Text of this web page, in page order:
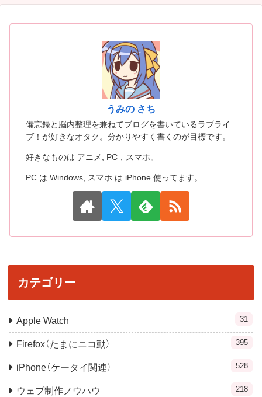
うみの さち
備忘録と脳内整理を兼ねてブログを書いているラブライ
ブ！が好きなオタク。分かりやすく書くのが目標です。
好きなものは アニメ, PC，スマホ。
PC は Windows, スマホ は iPhone 使ってます。
カテゴリー
Apple Watch 31
Firefox（たまにニコ動） 395
iPhone（ケータイ関連） 528
ウェブ制作ノウハウ 218